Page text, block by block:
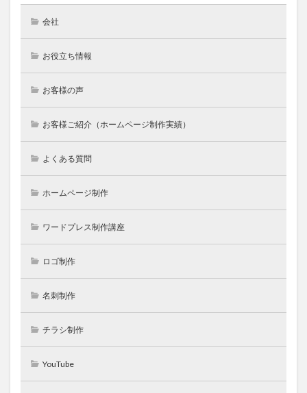
会社
お役立ち情報
お客様の声
お客様ご紹介（ホームページ制作実績）
よくある質問
ホームページ制作
ワードプレス制作講座
ロゴ制作
名刺制作
チラシ制作
YouTube